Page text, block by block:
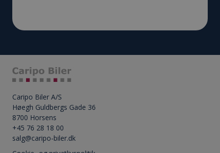
Caripo Biler A/S
Høegh Guldbergs Gade 36
8700 Horsens
+45 76 28 18 00
salg@caripo-biler.dk